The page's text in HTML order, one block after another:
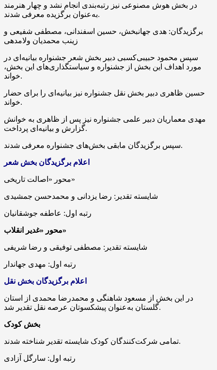
در بخش هوش مصنوعی نیز رتبه‌بندی انجام نشد و چهار هنرمند
به‌عنوان برگزیده معرفی شدند.
برگزیدگان: هدی جهانبخش، حسین اسفندانی، مصطفی شفیعی و
زینب محمدیان ولامدهی
سپس محمود حبیبی‌کسبی دبیر بخش شعر جشنواره بیانیه‌ای در
مورد اهداف این بخش از جشنواره و سیاستگذاری‌های این بخش،
خواند.
حسین ظاهری دبیر بخش نقل جشنواره نیز بیانیه‌ای را برای حضار
خواند.
مهدی معماریان دبیر علمی جشنواره نیز پس از ظاهری به خوانش
گزارش و بیانیه‌ای پرداخت.
سپس برگزیدگان مابقی بخش‌های جشنواره معرفی شدند.
اعلام برگزیدگان بخش شعر
محور «اصالت تاریخی»
شایسته تقدیر: رضا یزدانی و محمدحسن جمشیدی
رتبه اول: عاطفه جوشقانیان
محور «غدیر انقلاب»
شایسته تقدیر: مصطفی توفیقی و رضا شریفی
رتبه اول: مهدی جهاندار
اعلام برگزیدگان بخش نقل
در این بخش از مسعود شاهنگی و محمدرضا محمدی از استان
گلستان به‌عنوان پیشکسوتان عرصه نقل تقدیر شد.
بخش کودک
تمامی شرکت‌کنندگان کودک شایسته تقدیر شناخته شدند.
رتبه اول: سارگل آزادی